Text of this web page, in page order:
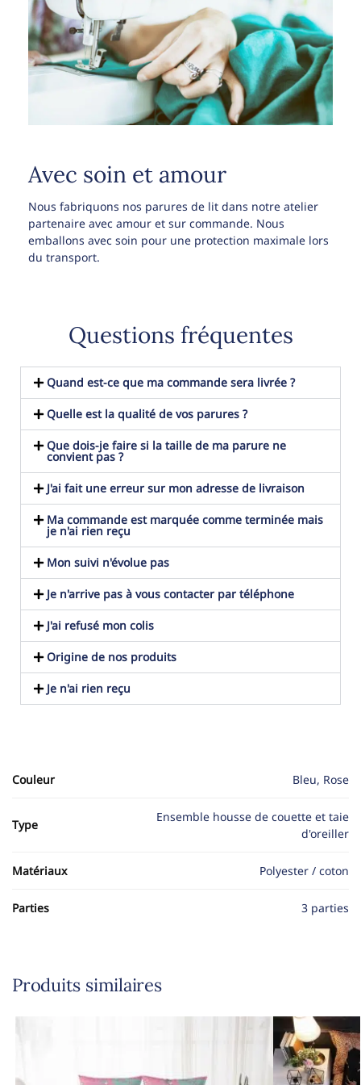
Avec soin et amour
Nous fabriquons nos parures de lit dans notre atelier
partenaire avec amour et sur commande. Nous
emballons avec soin pour une protection maximale lors
du transport.
Questions fréquentes
Quand est-ce que ma commande sera livrée ?
Quelle est la qualité de vos parures ?
Que dois-je faire si la taille de ma parure ne
convient pas ?
J'ai fait une erreur sur mon adresse de livraison
Ma commande est marquée comme terminée mais
je n'ai rien reçu
Mon suivi n'évolue pas
Je n'arrive pas à vous contacter par téléphone
J'ai refusé mon colis
Origine de nos produits
Je n'ai rien reçu
Couleur Bleu, Rose
Type
Ensemble housse de couette et taie
d'oreiller
Matériaux Polyester / coton
Parties 3 parties
Produits similaires